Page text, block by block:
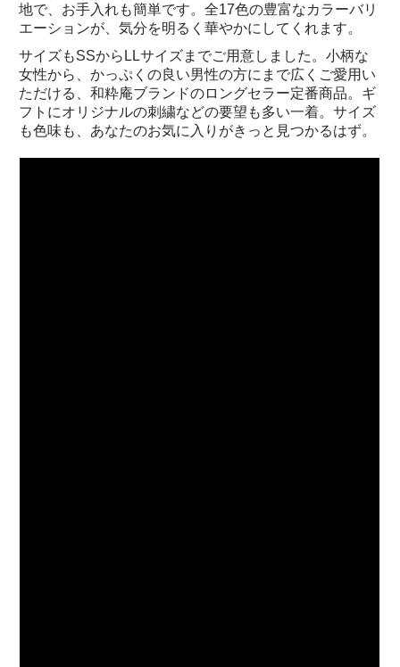
地で、お手入れも簡単です。全17色の豊富なカラーバリ
エーションが、気分を明るく華やかにしてくれます。
サイズもSSからLLサイズまでご用意しました。小柄な
女性から、かっぷくの良い男性の方にまで広くご愛用い
ただける、和粋庵ブランドのロングセラー定番商品。ギ
フトにオリジナルの刺繍などの要望も多い一着。サイズ
も色味も、あなたのお気に入りがきっと見つかるはず。